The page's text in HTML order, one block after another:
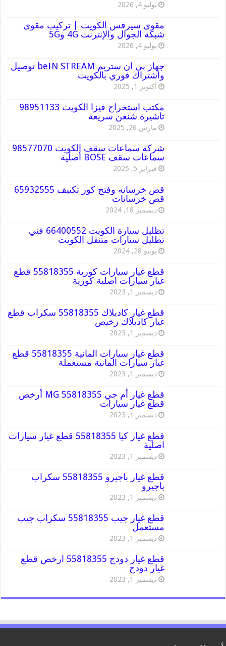
يوليو 4, 2026
مقوي سيرفس الكويت | تركيب مقوي
شبكة الجوال والإنترنت 4G و5G
يوليو 4, 2026
جهاز بي ان ستريم beIN STREAM توصيل
واشتراك فوري بالكويت
أكتوبر 1, 2025
مكتب استخراج فيزا الكويت 98951133
تاشيرة شنغن سريعة
مارس 26, 2025
شركة سماعات سقف الكويت 98577070
سماعات سقف BOSE أصلية
فبراير 5, 2025
قص خرسانه وفتح كور تكييف 65932555
قص خرسانات
ديسمبر 18, 2024
تظليل سيارة الكويت 66400552 فني
تظليل سيارات متنقل الكويت
يونيو 28, 2024
قطع غيار سيارات كورية 55818355 قطع
غيار سيارات اصلية كورية
ديسمبر 1, 2023
قطع غيار كاديلاك 55818355 سكراب قطع
غيار كاديلاك رخيص
ديسمبر 1, 2023
قطع غيار سيارات المانية 55818355 قطع
غيار سيارات المانية مستعملة
ديسمبر 1, 2023
قطع غيار أم جي MG 55818355 أرخص
قطع غيار سيارات
ديسمبر 1, 2023
قطع غيار كيا 55818355 قطع غيار سيارات
اصلية
ديسمبر 1, 2023
قطع غيار باجيرو 55818355 سكراب
باجيرو
ديسمبر 1, 2023
قطع غيار جيب 55818355 سكراب جيب
مستعمل
ديسمبر 1, 2023
قطع غيار دودج 55818355 ارخص قطع
غيار دودج
ديسمبر 1, 2023